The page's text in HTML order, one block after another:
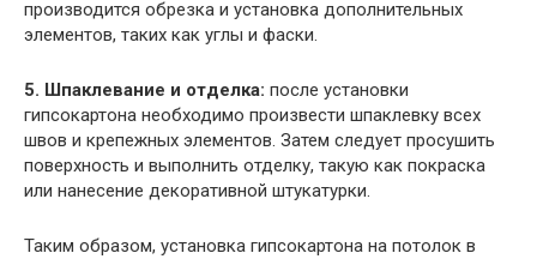
производится обрезка и установка дополнительных
элементов, таких как углы и фаски.
5. Шпаклевание и отделка: после установки
гипсокартона необходимо произвести шпаклевку всех
швов и крепежных элементов. Затем следует просушить
поверхность и выполнить отделку, такую как покраска
или нанесение декоративной штукатурки.
Таким образом, установка гипсокартона на потолок в